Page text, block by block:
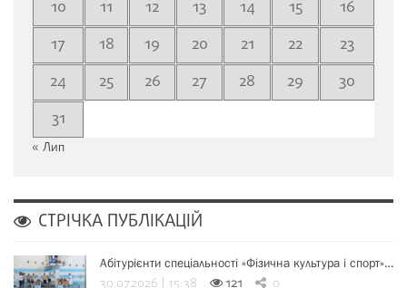
10
11 12 13 14 15
16
17
18 19 20 21 22
23
24
25 26 27 28 29
30
31
« Лип
СТРІЧКА ПУБЛІКАЦІЙ
Абітурієнти спеціальності «Фізична культура і спорт»…
30.07.2026 | 15:38 121 0